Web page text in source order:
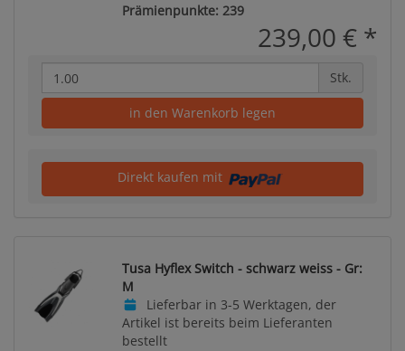
Prämienpunkte: 239
239,00 € *
Stk.
in den Warenkorb legen
Direkt kaufen mit
Tusa Hyflex Switch - schwarz weiss - Gr:
M
Lieferbar in 3-5 Werktagen, der
Artikel ist bereits beim Lieferanten
bestellt